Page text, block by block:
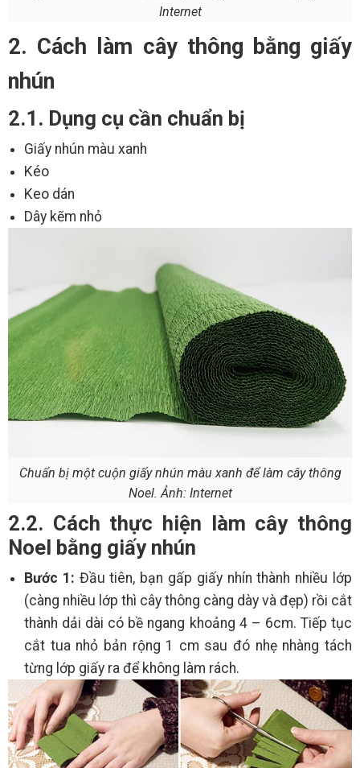
Internet
2. Cách làm cây thông bằng giấy
nhún
2.1. Dụng cụ cần chuẩn bị
Giấy nhún màu xanh
Kéo
Keo dán
Dây kẽm nhỏ
Chuẩn bị một cuộn giấy nhún màu xanh để làm cây thông
Noel. Ảnh: Internet
2.2. Cách thực hiện làm cây thông
Noel bằng giấy nhún
Bước 1: Đầu tiên, bạn gấp giấy nhín thành nhiều lớp
(càng nhiều lớp thì cây thông càng dày và đẹp) rồi cắt
thành dải dài có bề ngang khoảng 4 – 6cm. Tiếp tục
cắt tua nhỏ bản rộng 1 cm sau đó nhẹ nhàng tách
từng lớp giấy ra để không làm rách.